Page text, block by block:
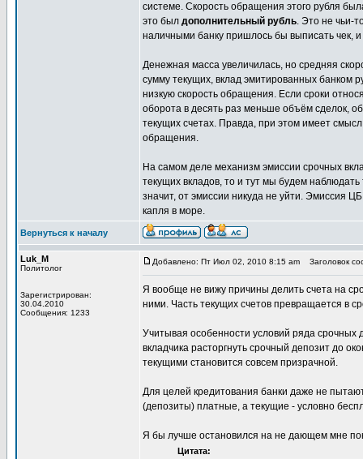
системе. Скорость обращения этого рубля
это был дополнительный рубль. Это не чьи-
наличными банку пришлось бы выписать чек,
Денежная масса увеличилась, но средняя
сумму текущих, вклад эмитированных банком
низкую скорость обращения. Если сроки
оборота в десять раз меньше объём сделок,
текущих счетах. Правда, при этом имеет
обращения.
На самом деле механизм эмиссии срочных
текущих вкладов, то и тут мы будем
значит, от эмиссии никуда не уйти. Эмиссия
капля в море.
Вернуться к началу
Luk_M
Политолог
Зарегистрирован:
30.04.2010
Сообщения: 1233
Добавлено: Пт Июл 02, 2010 8:15 am Заголовок
Я вообще не вижу причины делить счета на
ними. Часть текущих счетов превращается в
Учитывая особенности условий ряда
вкладчика расторгнуть срочный депозит до
текущими становится совсем призрачной.
Для целей кредитования банки даже не
(депозиты) платные, а текущие - условно
Я бы лучше остановился на не дающем мне
Цитата: